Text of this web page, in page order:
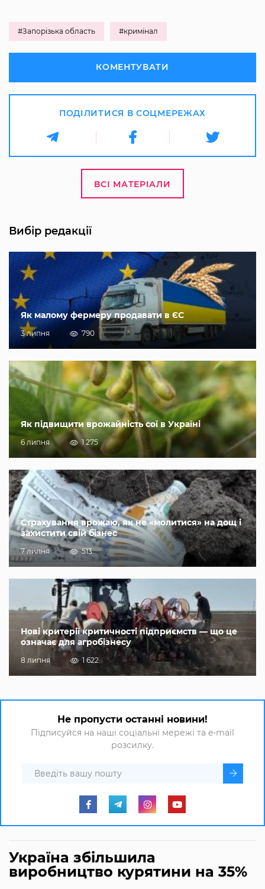
#Запорізька область #кримінал
КОМЕНТУВАТИ
ПОДІЛИТИСЯ В СОЦМЕРЕЖАХ
ВСІ МАТЕРІАЛИ
Вибір редакції
Як малому фермеру продавати в ЄС
3 липня 790
Як підвищити врожайність сої в Україні
6 липня 1 275
Страхування врожаю, як не «молитися» на дощ і
захистити свій бізнес
7 липня 513
Нові критерії критичності підприємств — що це
означає для агробізнесу
8 липня 1 622
Не пропусти останні новини!
Підписуйся на наші соціальні мережі та e-mail
розсилку.
Україна збільшила
виробництво курятини на 35%